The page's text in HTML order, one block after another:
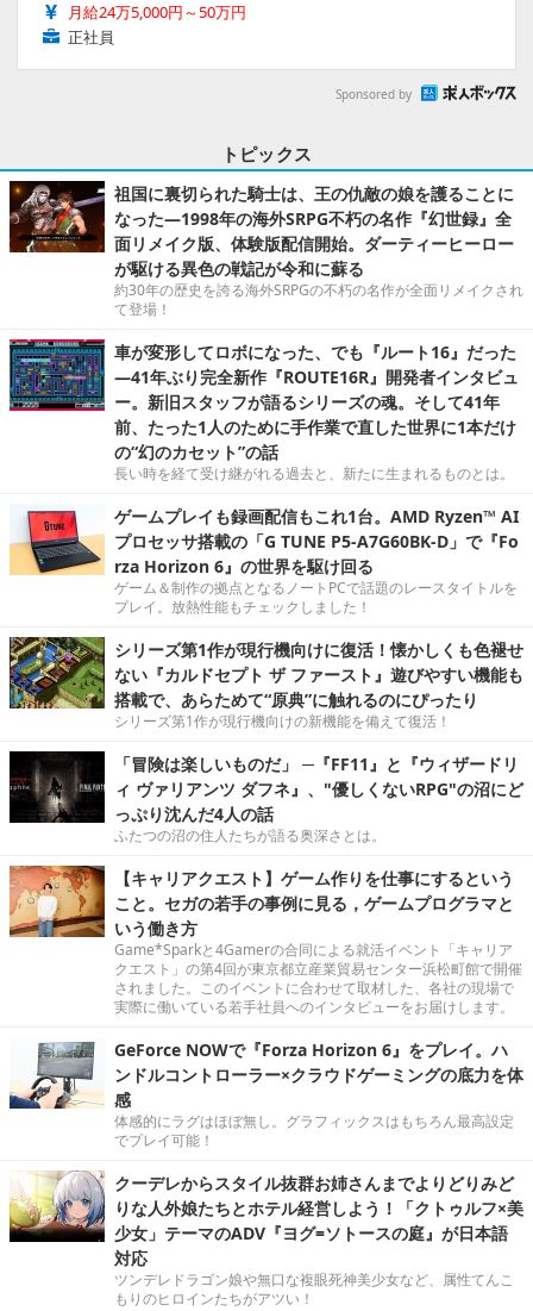
月給24万5,000円～50万円
正社員
Sponsored by
トピックス
祖国に裏切られた騎士は、王の仇敵の娘を護ることに
なった―1998年の海外SRPG不朽の名作『幻世録』全
面リメイク版、体験版配信開始。ダーティーヒーロー
が駆ける異色の戦記が令和に蘇る
約30年の歴史を誇る海外SRPGの不朽の名作が全面リメイクされ
て登場！
車が変形してロボになった、でも『ルート16』だった
―41年ぶり完全新作『ROUTE16R』開発者インタビュ
ー。新旧スタッフが語るシリーズの魂。そして41年
前、たった1人のために手作業で直した世界に1本だけ
の“幻のカセット”の話
長い時を経て受け継がれる過去と、新たに生まれるものとは。
ゲームプレイも録画配信もこれ1台。AMD Ryzen™ AI
プロセッサ搭載の「G TUNE P5-A7G60BK-D」で『Fo
rza Horizon 6』の世界を駆け回る
ゲーム＆制作の拠点となるノートPCで話題のレースタイトルを
プレイ。放熱性能もチェックしました！
シリーズ第1作が現行機向けに復活！懐かしくも色褪せ
ない『カルドセプト ザ ファースト』遊びやすい機能も
搭載で、あらためて“原典”に触れるのにぴったり
シリーズ第1作が現行機向けの新機能を備えて復活！
「冒険は楽しいものだ」 ─『FF11』と『ウィザードリ
ィ ヴァリアンツ ダフネ』、"優しくないRPG"の沼にど
っぷり沈んだ4人の話
ふたつの沼の住人たちが語る奥深さとは。
【キャリアクエスト】ゲーム作りを仕事にするという
こと。セガの若手の事例に見る，ゲームプログラマと
いう働き方
Game*Sparkと4Gamerの合同による就活イベント「キャリア
クエスト」の第4回が東京都立産業貿易センター浜松町館で開催
されました。このイベントに合わせて取材した、各社の現場で
実際に働いている若手社員へのインタビューをお届けします。
GeForce NOWで『Forza Horizon 6』をプレイ。ハ
ンドルコントローラー×クラウドゲーミングの底力を体
感
体感的にラグはほぼ無し。グラフィックスはもちろん最高設定
でプレイ可能！
クーデレからスタイル抜群お姉さんまでよりどりみど
りな人外娘たちとホテル経営しよう！「クトゥルフ×美
少女」テーマのADV『ヨグ=ソトースの庭』が日本語
対応
ツンデレドラゴン娘や無口な複眼死神美少女など、属性てんこ
もりのヒロインたちがアツい！